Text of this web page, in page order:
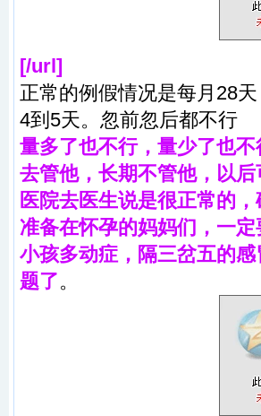
[/url]
正常的例假情况是每月28
4到5天。忽前忽后都不行
量多了也不行，量少了也
去管他，长期不管他，以
医院去医生说是很正常的
准备在怀孕的妈妈们，一
小孩多动症，隔三岔五的
题了。